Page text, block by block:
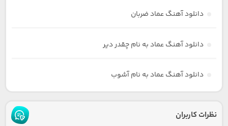
دانلود آهنگ عماد ضربان
دانلود آهنگ عماد به نام چقدر دیر
دانلود آهنگ عماد به نام آشوب
نظرات کاربران